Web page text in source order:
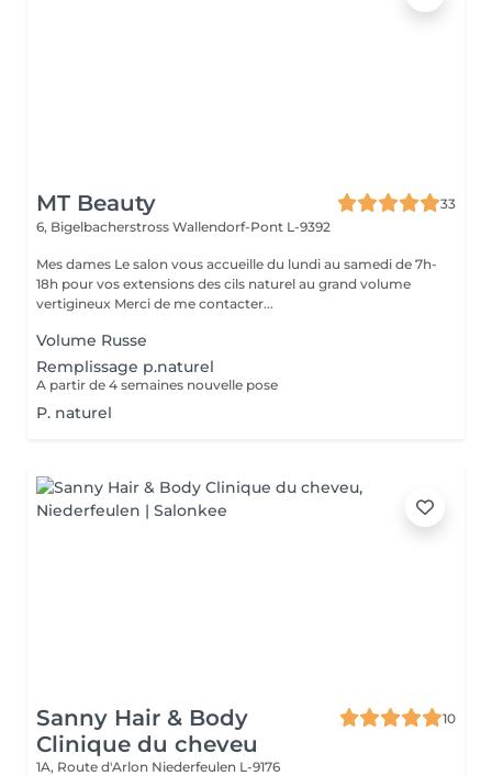
MT Beauty
33
6, Bigelbacherstross Wallendorf-Pont L-9392
Mes dames Le salon vous accueille du lundi au samedi de 7h-
18h pour vos extensions des cils naturel au grand volume
vertigineux Merci de me contacter...
Volume Russe
Remplissage p.naturel
A partir de 4 semaines nouvelle pose
P. naturel
Sanny Hair & Body
Clinique du cheveu
10
1A, Route d'Arlon Niederfeulen L-9176